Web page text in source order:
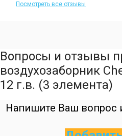
Посмотреть все отзывы
Вопросы и отзывы
воздухозаборник
12 г.в. (3 элемента)
Напишите Ваш вопрос